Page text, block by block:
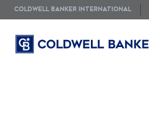
COLDWELL BANKER INTERNATIONAL